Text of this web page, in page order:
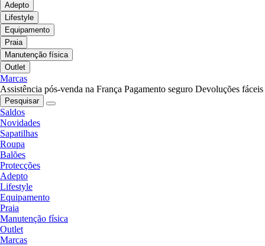
Adepto
Lifestyle
Equipamento
Praia
Manutenção física
Outlet
Marcas
Assistência pós-venda na França Pagamento seguro Devoluções fáceis
Pesquisar
Saldos
Novidades
Sapatilhas
Roupa
Balões
Protecções
Adepto
Lifestyle
Equipamento
Praia
Manutenção física
Outlet
Marcas